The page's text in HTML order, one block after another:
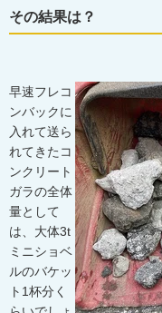
その結果は？
早速フレコ
ンバックに
入れて送ら
れてきたコ
ンクリート
ガラの全体
量として
は、大体3t
ミニショベ
ルのバケッ
ト 1杯分く